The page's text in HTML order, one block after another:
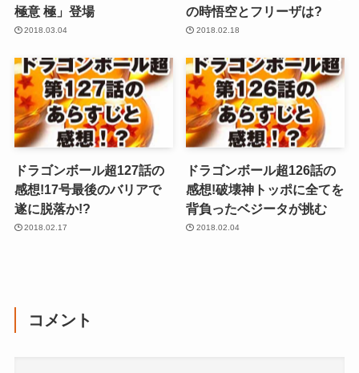
極意 極」登場
2018.03.04
の時悟空とフリーザは?
2018.02.18
ドラゴンボール超127話の
感想!17号最後のバリアで
遂に脱落か!?
2018.02.17
ドラゴンボール超126話の
感想!破壊神トッポに全てを
背負ったベジータが挑む
2018.02.04
コメント